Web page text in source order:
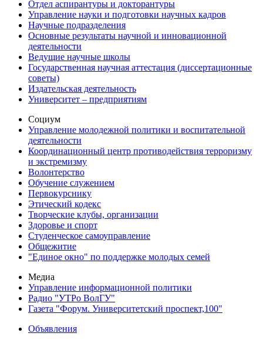
Отдел аспирантуры и докторантуры
Управление науки и подготовки научных кадров
Научные подразделения
Основные результаты научной и инновационной
деятельности
Ведущие научные школы
Государственная научная аттестация (диссертационные
советы)
Издательская деятельность
Университет – предприятиям
Социум
Управление молодежной политики и воспитательной
деятельности
Координационный центр противодействия терроризму
и экстремизму
Волонтерство
Обучение служением
Первокурснику
Этический кодекс
Творческие клубы, организации
Здоровье и спорт
Студенческое самоуправление
Общежитие
"Единое окно" по поддержке молодых семей
Медиа
Управление информационной политики
Радио "УТРо ВолГУ"
Газета "Форум. Университетский проспект,100"
Объявления